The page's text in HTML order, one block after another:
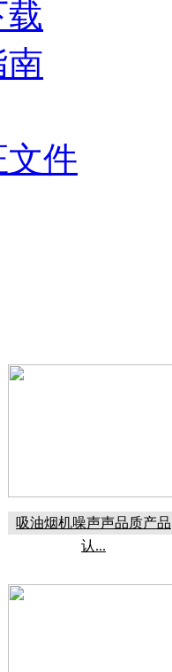
载
南
文件
吸油烟机噪声声品质产品
认...